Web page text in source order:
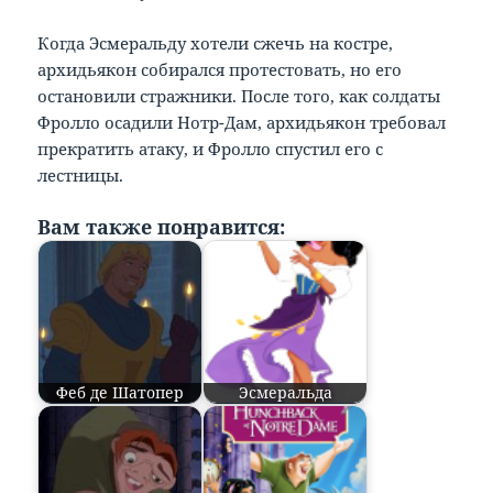
Когда Эсмеральду хотели сжечь на костре,
архидьякон собирался протестовать, но его
остановили стражники. После того, как солдаты
Фролло осадили Нотр-Дам, архидьякон требовал
прекратить атаку, и Фролло спустил его с
лестницы.
Вам также понравится:
Феб де Шатопер Эсмеральда